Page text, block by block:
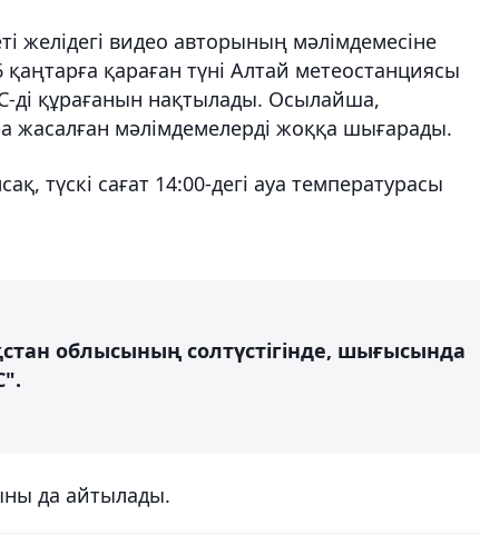
желідегі видео авторының мәлімдемесіне
қараған түні Алтай метеостанциясы
ді құрағанын нақтылады. Осылайша,
жасалған мәлімдемелерді жоққа шығарады.
түскі сағат 14:00-дегі ауа температурасы
облысының солтүстігінде, шығысында
да айтылады.